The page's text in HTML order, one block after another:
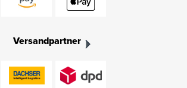
Versandpartner